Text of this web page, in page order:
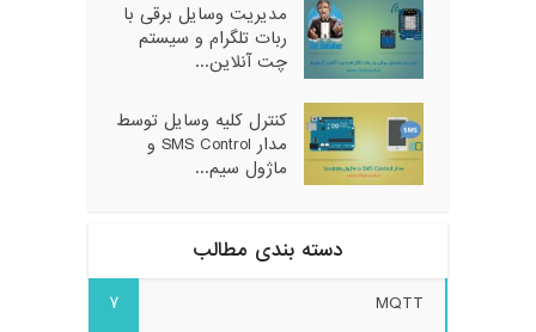
مدیریت وسایل برقی با
ربات تلگرام و سیستم
چت آنلاین...
کنترل کلیه وسایل توسط
مدار SMS Control و
ماژول سیم...
دسته بندی مطالب
MQTT
7